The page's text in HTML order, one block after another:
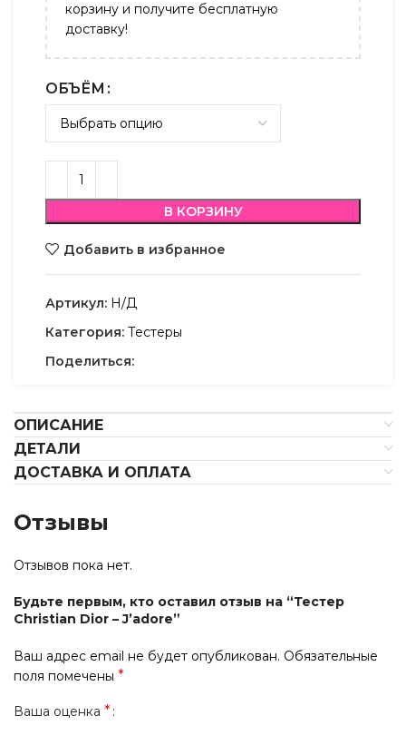
корзину и получите бесплатную
доставку!
ОБЪЁМ
В КОРЗИНУ
Добавить в избранное
Артикул: Н/Д
Категория: Тестеры
Поделиться:
ОПИСАНИЕ
ДЕТАЛИ
ДОСТАВКА И ОПЛАТА
Отзывы
Отзывов пока нет.
Будьте первым, кто оставил отзыв на “Тестер
Christian Dior – J’adore”
Ваш адрес email не будет опубликован. Обязательные
поля помечены *
Ваша оценка *